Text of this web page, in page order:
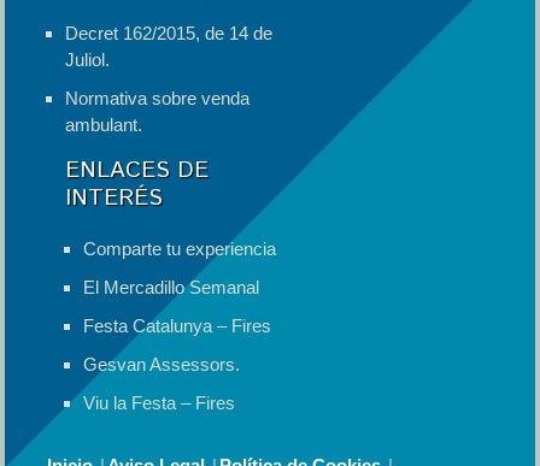
Decret 162/2015, de 14 de
Juliol.
Normativa sobre venda
ambulant.
ENLACES DE
INTERÉS
Comparte tu experiencia
El Mercadillo Semanal
Festa Catalunya – Fires
Gesvan Assessors.
Viu la Festa – Fires